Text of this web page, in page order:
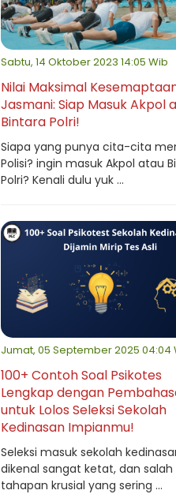
Sabtu, 14 Oktober 2023 14:05 Wib
Nilai Maksimal
Jasmani: Siap Masuk Akpol
Bintara Polri!
Siapa yang punya cita-cita
Polisi? ingin masuk Akpol atau
Polri? Kenali dulu yuk ...
Jumat, 05 September 2025 04:04
100+ Contoh Soal Psikotes
Lengkap dengan
untuk Lolos Seleksi Sekolah
Kedinasan Impianmu!
Seleksi masuk sekolah
dikenal sangat ketat, dan salah
tahapan krusial yang sering ...